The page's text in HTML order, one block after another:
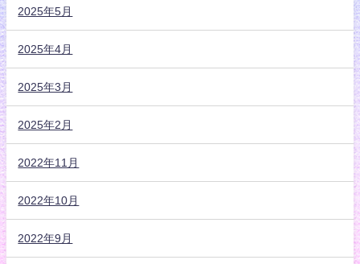
2025年5月
2025年4月
2025年3月
2025年2月
2022年11月
2022年10月
2022年9月